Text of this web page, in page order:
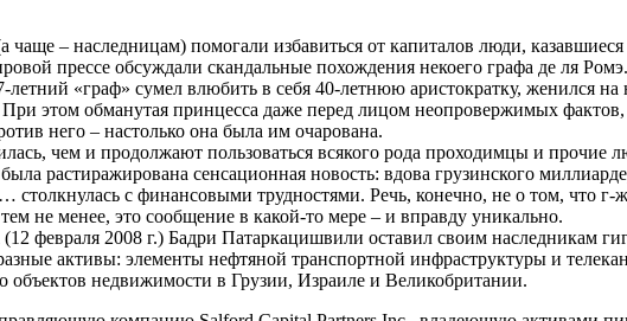
чаще – наследницам) помогали избавиться от капиталов люди,
прессе обсуждали скандальные похождения некоего графа де ля Ромэ.
«граф» сумел влюбить в себя 40-летнюю аристократку, женился на
этом обманутая принцесса даже перед лицом неопровержимых фактов,
него – настолько она была им очарована.
чем и продолжают пользоваться всякого рода проходимцы и прочие
растиражирована сенсационная новость: вдова грузинского
с финансовыми трудностями. Речь, конечно, не о том, что г-
не менее, это сообщение в какой-то мере – и вправду уникально.
февраля 2008 г.) Бадри Патаркацишвили оставил своим наследникам
активы: элементы нефтяной транспортной инфраструктуры и
недвижимости в Грузии, Израиле и Великобритании.